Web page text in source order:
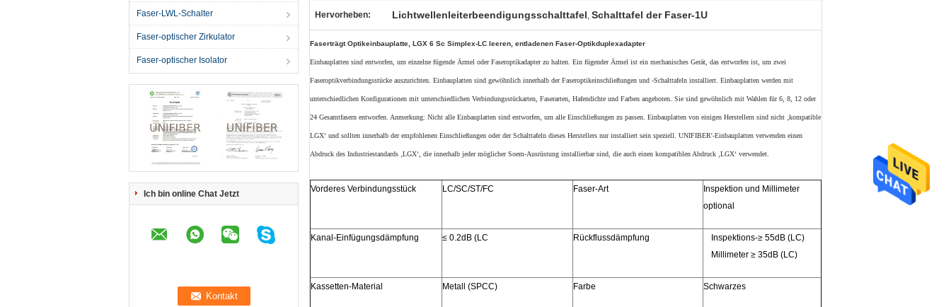
Faser-LWL-Schalter
Faser-optischer Zirkulator
Faser-optischer Isolator
Ich bin online Chat Jetzt
Hervorheben: Lichtwellenleiterbeendigungsschalttafel, Schalttafel der Faser-1U
Faserträgt Optikeinbauplatte, LGX 6 Sc Simplex-LC leeren, entladenen Faser-Optikduplexadapter
Einbauplatten sind entworfen, um einzelne fügende Ärmel oder Faseroptikadapter zu halten. Ein fügender Ärmel ist ein mechanisches Gerät, das entworfen ist, um zwei
Faseroptikverbindungsstücke auszurichten. Einbauplatten sind gewöhnlich innerhalb der Faseroptikeinschließungen und -Schalttafeln installiert. Einbauplatten werden mit
unterschiedlichen Konfigurationen mit unterschiedlichen Verbindungsstückarten, Faserarten, Hafendichte und Farben angeboten. Sie sind gewöhnlich mit Wahlen für 6, 8, 12 oder
24 Gesamtfasern entworfen. Anmerkung: Nicht alle Einbauplatten sind entworfen, um alle Einschließungen zu passen. Einbauplatten von einigen Herstellern sind nicht ‚kompatible
LGX‘ und sollten innerhalb der empfohlenen Einschließungen oder der Schalttafeln dieses Herstellers nur installiert sein speziell. UNIFIBER'-Einbauplatten verwenden einen
Abdruck des Industriestandards ‚LGX‘, die innerhalb jeder möglicher Soem-Ausrüstung installierbar sind, die auch einen kompatiblen Abdruck ‚LGX‘ verwendet.
Vorderes Verbindungsstück LC/SC/ST/FC Faser-Art
Inspektion und Millimeter
optional
Kanal-Einfügungsdämpfung ≤ 0.2dB (LC Rückflussdämpfung
Inspektions-≥ 55dB (LC)
Millimeter ≥ 35dB (LC)
Kassetten-Material Metall (SPCC) Farbe Schwarzes